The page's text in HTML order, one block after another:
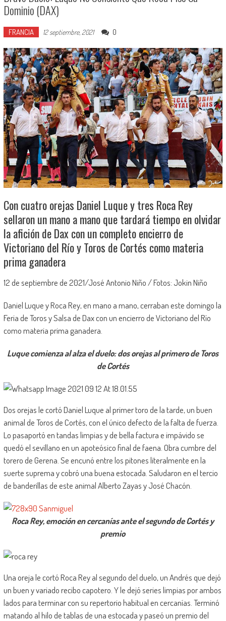
Dominio (DAX)
FRANCIA 12 septiembre, 2021 0
Con cuatro orejas Daniel Luque y tres Roca Rey
sellaron un mano a mano que tardará tiempo en olvidar
la afición de Dax con un completo encierro de
Victoriano del Río y Toros de Cortés como materia
prima ganadera
12 de septiembre de 2021/José Antonio Niño / Fotos: Jokin Niño
Daniel Luque y Roca Rey, en mano a mano, cerraban este domingo la
Feria de Toros y Salsa de Dax con un encierro de Victoriano del Río
como materia prima ganadera.
Luque comienza al alza el duelo: dos orejas al primero de Toros
de Cortés
Dos orejas le cortó Daniel Luque al primer toro de la tarde, un buen
animal de Toros de Cortés, con el único defecto de la falta de fuerza.
Lo pasaportó en tandas limpias y de bella factura e impávido se
quedó el sevillano en un apoteósico final de faena. Obra cumbre del
torero de Gerena. Se encunó entre los pitones literalmente en la
suerte suprema y cobró una buena estocada. Saludaron en el tercio
de banderillas de este animal Alberto Zayas y José Chacón.
Roca Rey, emoción en cercanías ante el segundo de Cortés y
premio
Una oreja le cortó Roca Rey al segundo del duelo, un Andrés que dejó
un buen y variado recibo capotero. Y le dejó series limpias por ambos
lados para terminar con su repertorio habitual en cercanías. Terminó
matando al hilo de tablas de una estocada y paseó un premio del